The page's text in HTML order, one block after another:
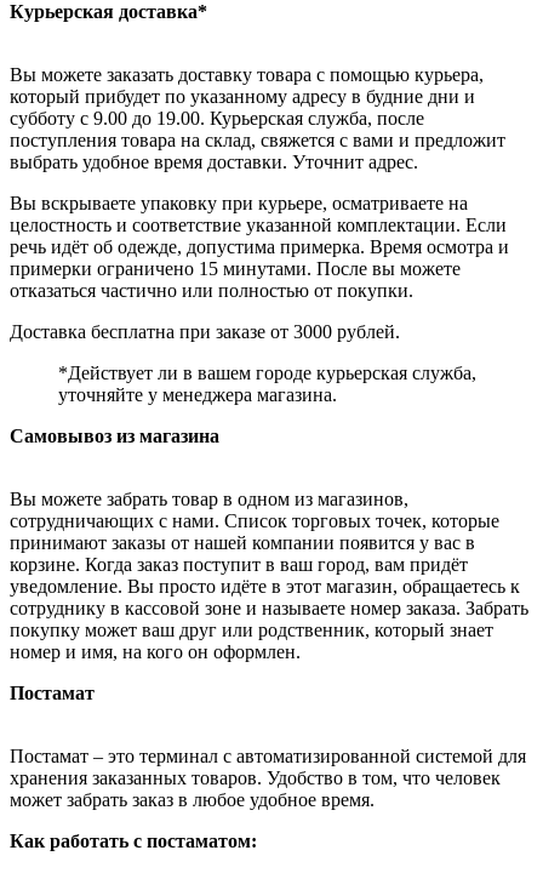
Курьерская доставка*
Вы можете заказать доставку товара с помощью курьера,
который прибудет по указанному адресу в будние дни и
субботу с 9.00 до 19.00. Курьерская служба, после
поступления товара на склад, свяжется с вами и предложит
выбрать удобное время доставки. Уточнит адрес.
Вы вскрываете упаковку при курьере, осматриваете на
целостность и соответствие указанной комплектации. Если
речь идёт об одежде, допустима примерка. Время осмотра и
примерки ограничено 15 минутами. После вы можете
отказаться частично или полностью от покупки.
Доставка бесплатна при заказе от 3000 рублей.
*Действует ли в вашем городе курьерская служба,
уточняйте у менеджера магазина.
Самовывоз из магазина
Вы можете забрать товар в одном из магазинов,
сотрудничающих с нами. Список торговых точек, которые
принимают заказы от нашей компании появится у вас в
корзине. Когда заказ поступит в ваш город, вам придёт
уведомление. Вы просто идёте в этот магазин, обращаетесь к
сотруднику в кассовой зоне и называете номер заказа. Забрать
покупку может ваш друг или родственник, который знает
номер и имя, на кого он оформлен.
Постамат
Постамат – это терминал с автоматизированной системой для
хранения заказанных товаров. Удобство в том, что человек
может забрать заказ в любое удобное время.
Как работать с постаматом: